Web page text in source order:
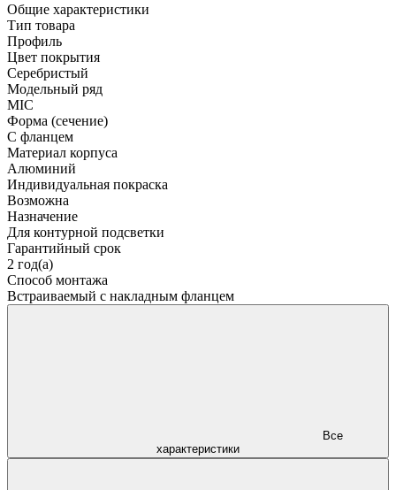
Общие характеристики
Тип товара
Профиль
Цвет покрытия
Серебристый
Модельный ряд
MIC
Форма (сечение)
С фланцем
Материал корпуса
Алюминий
Индивидуальная покраска
Возможна
Назначение
Для контурной подсветки
Гарантийный срок
2 год(а)
Способ монтажа
Встраиваемый с накладным фланцем
характеристики